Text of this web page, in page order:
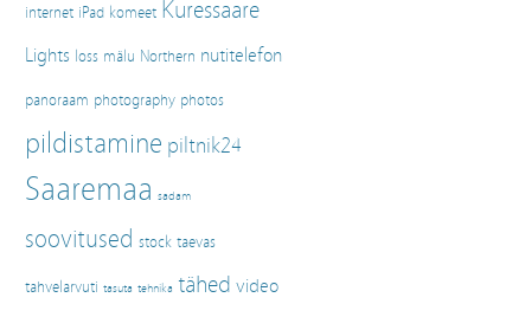
internet iPad komeet Kuressaare
Lights loss mälu Northern nutitelefon
panoraam photography photos
pildistamine piltnik24
Saaremaa sadam
soovitused stock taevas
tahvelarvuti tasuta tehnika tähed video